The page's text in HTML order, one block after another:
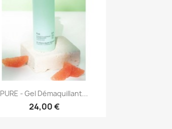
Aperçu rapide
PURE - Gel Démaquillant...
24,00 €